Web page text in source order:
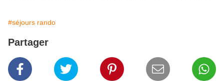
#séjours rando
Partager